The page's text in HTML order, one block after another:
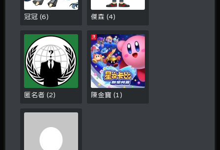
冠冠(6) 傑森(4)
匿名者(2) 陳金寶(1 )